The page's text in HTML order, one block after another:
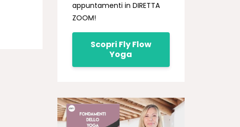
appuntamenti in DIRETTA
ZOOM!
Scopri Fly Flow
Yoga